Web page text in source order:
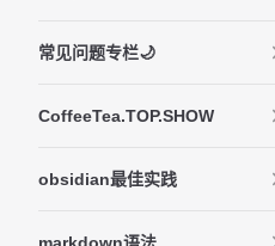
常见问题专栏🌙
CoffeeTea.TOP.SHOW
obsidian最佳实践